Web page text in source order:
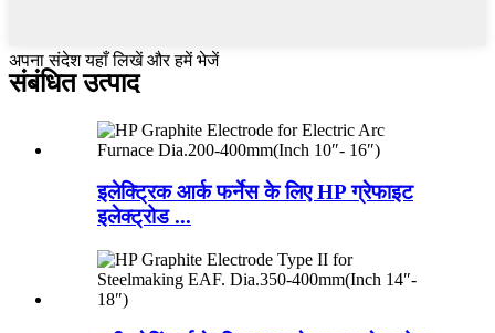
अपना संदेश यहाँ लिखें और हमें भेजें
संबंधित उत्पाद
इलेक्ट्रिक आर्क फर्नेस के लिए HP ग्रेफाइट
इलेक्ट्रोड ...